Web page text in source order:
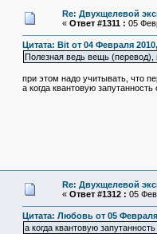
Re: Двухщелевой
« Ответ #1311 : 05
Цитата: Bit от 04 Февраля
Полезная ведь вещь (перевод),
при этом надо учитывать, что
а когда квантовую
Re: Двухщелевой
« Ответ #1312 : 05
Цитата: Любовь от 05
а когда квантовую